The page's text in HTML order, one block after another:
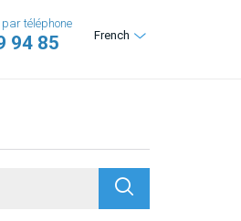
French
téléphone
94 85
Search